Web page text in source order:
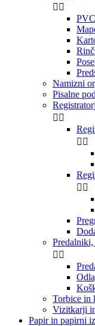
 
Namizni
Pisalne
 
 
 
 
Torbice in
Vizitkarji
Papir in papirni